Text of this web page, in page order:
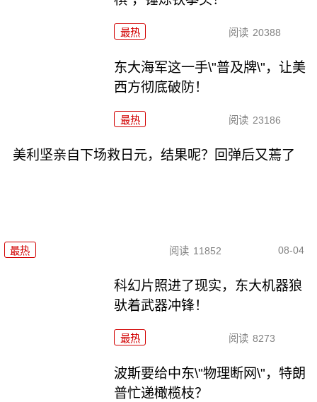
最热 阅读 20388
东大海军这一手\"普及牌\"，让美
西方彻底破防！
最热 阅读 23186
美利坚亲自下场救日元，结果呢？回弹后又蔫了
最热 阅读 11852 08-04
科幻片照进了现实，东大机器狼
驮着武器冲锋！
最热 阅读 8273
波斯要给中东\"物理断网\"，特朗
普忙递橄榄枝？